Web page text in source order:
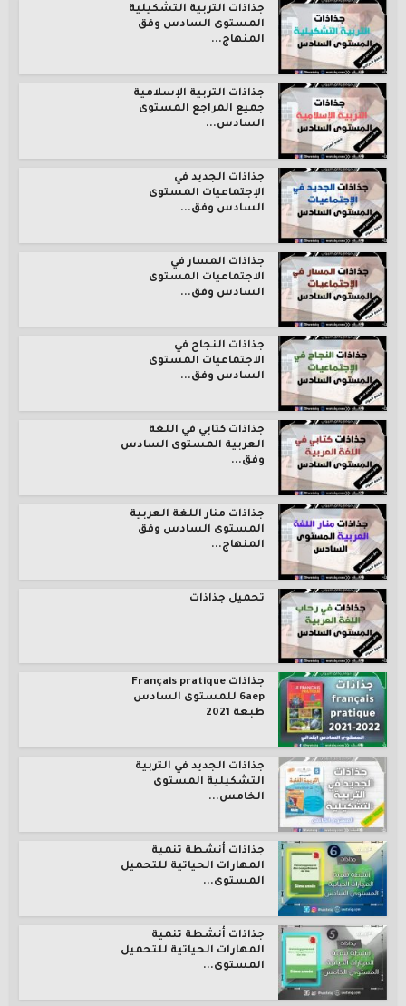
جذاذات التربية التشكيلية
المستوى السادس وفق
المنهاج...
جذاذات التربية الإسلامية
جميع المراجع المستوى
السادس...
جذاذات الجديد في
الإجتماعيات المستوى
السادس وفق...
جذاذات المسار في
الاجتماعيات المستوى
السادس وفق...
جذاذات النجاح في
الاجتماعيات المستوى
السادس وفق...
جذاذات كتابي في اللغة
العربية المستوى السادس
وفق...
جذاذات منار اللغة العربية
المستوى السادس وفق
المنهاج...
تحميل جذاذات
جذاذات Français pratique
6aep للمستوى السادس
طبعة 2021
جذاذات الجديد في التربية
التشكيلية المستوى
الخامس...
جذاذات أنشطة تنمية
المهارات الحياتية للتحميل
المستوى...
جذاذات أنشطة تنمية
المهارات الحياتية للتحميل
المستوى...